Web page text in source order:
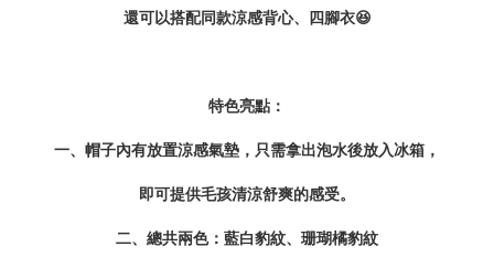
還可以搭配同款涼感背心、四腳衣😆
特色亮點：
一、帽子內有放置涼感氣墊，只需拿出泡水後放入冰箱，
即可提供毛孩清涼舒爽的感受。
二、總共兩色：藍白豹紋、珊瑚橘豹紋